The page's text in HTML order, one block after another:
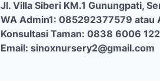
Jl. Villa Siberi KM.1 Gunungpati,
WA Admin1: 085292377579
Konsultasi Taman: 0838 6006
Email: sinoxnursery2@gmail.com